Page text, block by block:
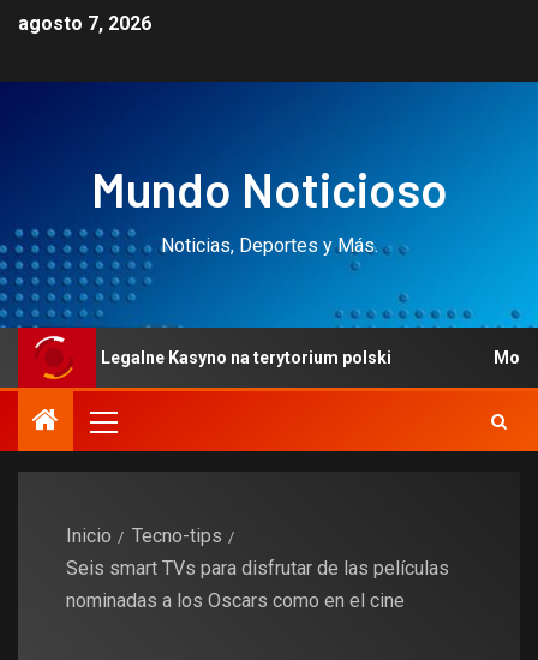
agosto 7, 2026
Mundo Noticioso
Noticias, Deportes y Más.
Legalne Kasyno na terytorium polski Mobilne kasyno
Inicio
Tecno-tips
Seis smart TVs para disfrutar de las películas
nominadas a los Oscars como en el cine